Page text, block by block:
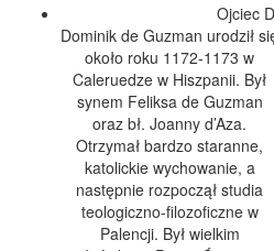
Ojciec
Dominik de Guzman urodził
około roku 1172-1173 w
Caleruedze w Hiszpanii. Był
synem Feliksa de Guzman
oraz bł. Joanny d’Aza.
Otrzymał bardzo staranne,
katolickie wychowanie, a
następnie rozpoczął studia
teologiczno-filozoficzne w
Palencji. Był wielkim